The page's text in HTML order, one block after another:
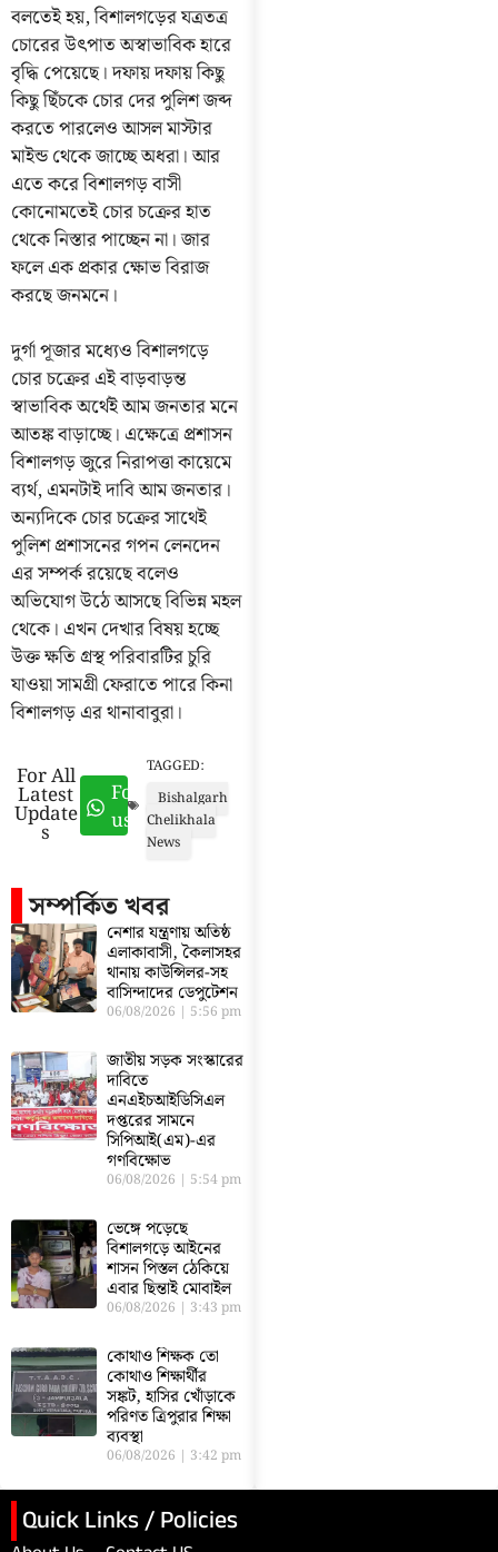
বলতেই হয়, বিশালগড়ের যত্রতত্র
চোরের উৎপাত অস্বাভাবিক হারে
বৃদ্ধি পেয়েছে। দফায় দফায় কিছু
কিছু ছিঁচকে চোর দের পুলিশ জব্দ
করতে পারলেও আসল মাস্টার
মাইন্ড থেকে জাচ্ছে অধরা। আর
এতে করে বিশালগড় বাসী
কোনোমতেই চোর চক্রের হাত
থেকে নিস্তার পাচ্ছেন না। জার
ফলে এক প্রকার ক্ষোভ বিরাজ
করছে জনমনে।
দুর্গা পূজার মধ্যেও বিশালগড়ে
চোর চক্রের এই বাড়বাড়ন্ত
স্বাভাবিক অর্থেই আম জনতার মনে
আতঙ্ক বাড়াচ্ছে। এক্ষেত্রে প্রশাসন
বিশালগড় জুরে নিরাপত্তা কায়েমে
ব্যর্থ, এমনটাই দাবি আম জনতার।
অন্যদিকে চোর চক্রের সাথেই
পুলিশ প্রশাসনের গপন লেনদেন
এর সম্পর্ক রয়েছে বলেও
অভিযোগ উঠে আসছে বিভিন্ন মহল
থেকে। এখন দেখার বিষয় হচ্ছে
উক্ত ক্ষতি গ্রস্থ পরিবারটির চুরি
যাওয়া সামগ্রী ফেরাতে পারে কিনা
বিশালগড় এর থানাবাবুরা।
For All
Latest
Update
s
Follow
us
TAGGED:
Bishalgarh
Chelikhala
News
সম্পর্কিত খবর
নেশার যন্ত্রণায় অতিষ্ঠ
এলাকাবাসী, কৈলাসহর
থানায় কাউন্সিলর-সহ
বাসিন্দাদের ডেপুটেশন
06/08/2026 5:56 pm
জাতীয় সড়ক সংস্কারের
দাবিতে
এনএইচআইডিসিএল
দপ্তরের সামনে
সিপিআই(এম)-এর
গণবিক্ষোভ
06/08/2026 5:54 pm
ভেঙ্গে পড়েছে
বিশালগড়ে আইনের
শাসন পিস্তল ঠেকিয়ে
এবার ছিন্তাই মোবাইল
06/08/2026 3:43 pm
কোথাও শিক্ষক তো
কোথাও শিক্ষার্থীর
সঙ্কট, হাসির খোঁড়াকে
পরিণত ত্রিপুরার শিক্ষা
ব্যবস্থা
06/08/2026 3:42 pm
Quick Links / Policies